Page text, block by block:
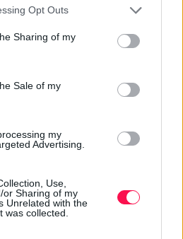
app uses one or more Google
behaviour. You may click to
and its third-party tags to
purposes in below Google
Opt Outs
Sharing of my
Sale of my
my
Advertising.
Use,
or Sharing of my
Unrelated with the
was collected.
a táplálékforrások, a víz és a
valamint a rések és
pontokat az alapzat
vezetékek mellett,
is érdemes ellenőrizni.
kiegészítő házi praktika
vagy jelentős, tartós
és a jó
lábfürdő egy hosszú